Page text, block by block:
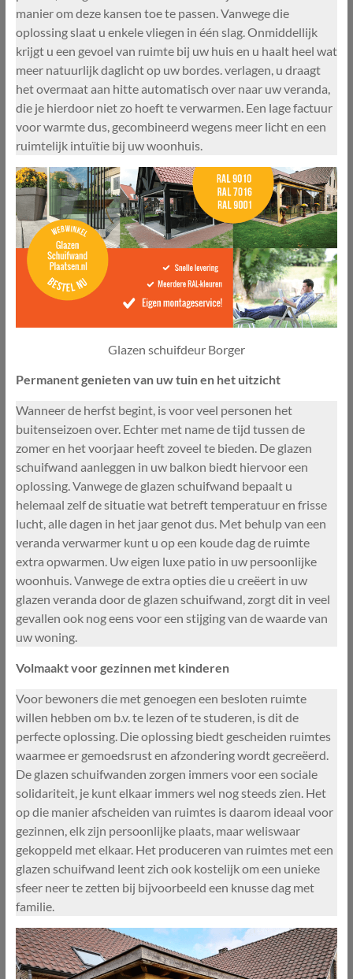
manier om deze kansen toe te passen. Vanwege die
oplossing slaat u enkele vliegen in één slag. Onmiddellijk
krijgt u een gevoel van ruimte bij uw huis en u haalt heel wat
meer natuurlijk daglicht op uw bordes. verlagen, u draagt
het overmaat aan hitte automatisch over naar uw veranda,
die je hierdoor niet zo hoeft te verwarmen. Een lage factuur
voor warmte dus, gecombineerd wegens meer licht en een
ruimtelijk intuïtie bij uw woonhuis.
Glazen schuifdeur Borger
Permanent genieten van uw tuin en het uitzicht
Wanneer de herfst begint, is voor veel personen het
buitenseizoen over. Echter met name de tijd tussen de
zomer en het voorjaar heeft zoveel te bieden. De glazen
schuifwand aanleggen in uw balkon biedt hiervoor een
oplossing. Vanwege de glazen schuifwand bepaalt u
helemaal zelf de situatie wat betreft temperatuur en frisse
lucht, alle dagen in het jaar genot dus. Met behulp van een
veranda verwarmer kunt u op een koude dag de ruimte
extra opwarmen. Uw eigen luxe patio in uw persoonlijke
woonhuis. Vanwege de extra opties die u creëert in uw
glazen veranda door de glazen schuifwand, zorgt dit in veel
gevallen ook nog eens voor een stijging van de waarde van
uw woning.
Volmaakt voor gezinnen met kinderen
Voor bewoners die met genoegen een besloten ruimte
willen hebben om b.v. te lezen of te studeren, is dit de
perfecte oplossing. Die oplossing biedt gescheiden ruimtes
waarmee er gemoedsrust en afzondering wordt gecreëerd.
De glazen schuifwanden zorgen immers voor een sociale
solidariteit, je kunt elkaar immers wel nog steeds zien. Het
op die manier afscheiden van ruimtes is daarom ideaal voor
gezinnen, elk zijn persoonlijke plaats, maar weliswaar
gekoppeld met elkaar. Het produceren van ruimtes met een
glazen schuifwand leent zich ook kostelijk om een unieke
sfeer neer te zetten bij bijvoorbeeld een knusse dag met
familie.